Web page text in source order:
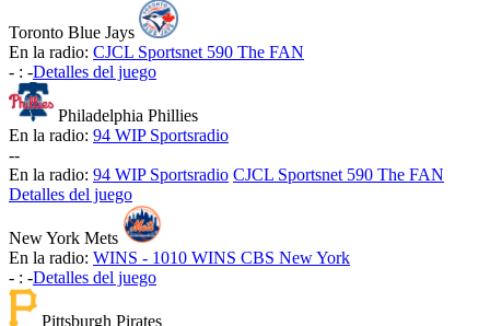
Toronto Blue Jays
En la radio: CJCL Sportsnet 590 The FAN
- : -Detalles del juego
Philadelphia Phillies
En la radio: 94 WIP Sportsradio
--
En la radio: 94 WIP Sportsradio CJCL Sportsnet 590 The FAN
Detalles del juego
New York Mets
En la radio: WINS - 1010 WINS CBS New York
- : -Detalles del juego
Pittsburgh Pirates